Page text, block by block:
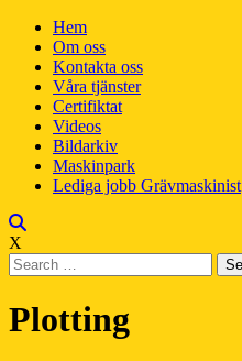
Hem
Om oss
Kontakta oss
Våra tjänster
Certifiktat
Videos
Bildarkiv
Maskinpark
Lediga jobb Grävmaskinist
X
Plotting